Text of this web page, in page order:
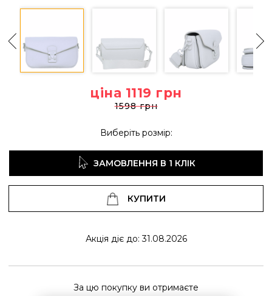
ціна 1119 грн
1598 грн
Виберіть розмір:
ЗАМОВЛЕННЯ В 1 КЛІК
КУПИТИ
Акція діє до: 31.08.2026
За цю покупку ви отримаєте